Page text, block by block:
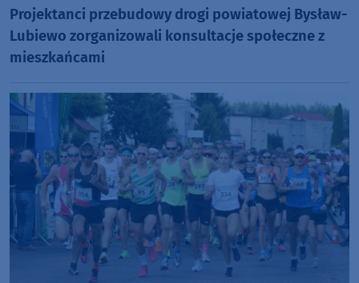
Projektanci przebudowy drogi powiatowej Bysław-
Lubiewo zorganizowali konsultacje społeczne z
mieszkańcami